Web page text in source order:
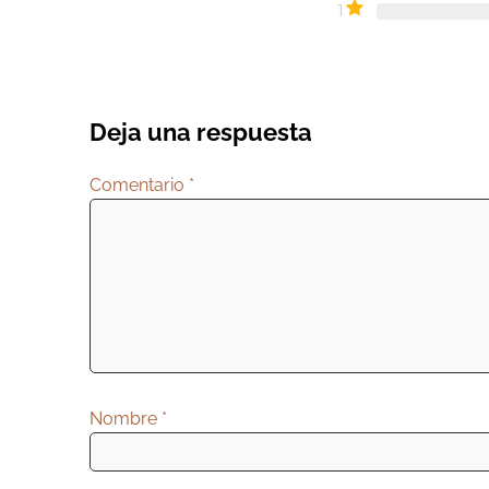
1
Deja una respuesta
Comentario *
Nombre *